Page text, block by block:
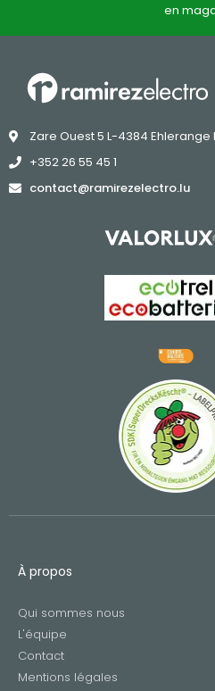
en
Zare Ouest 5 L-4384 Ehlerange
+352 26 55 45 1
contact@ramirezelectro.lu
À propos
Qui sommes nous
L'équipe
Contact
Mentions légales